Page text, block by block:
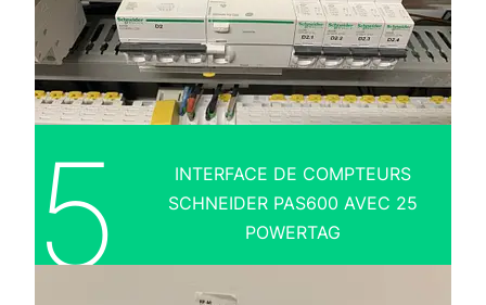
5
INTERFACE DE COMPTEURS
SCHNEIDER PAS600 AVEC 25
POWERTAG